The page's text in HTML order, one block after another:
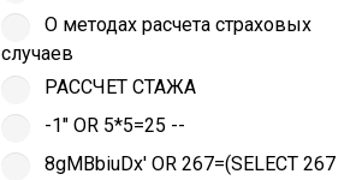
О методах расчета страховых
случаев
РАССЧЕТ СТАЖА
-1" OR 5*5=25 --
8gMBbiuDx' OR 267=(SELECT 267